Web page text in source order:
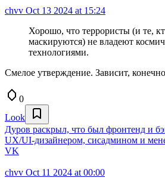
chvv Oct 13 2024 at 15:24
Хорошо, что террористы (и те,
маскируются) не владеют
технологиями.
Смелое утверждение. Зависит,
0
Look
Дуров раскрыл, что был фронтенд и
UX/UI-дизайнером, сисадмином и
VK
chvv Oct 11 2024 at 00:00